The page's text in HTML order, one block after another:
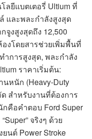
ลยีแบตเตอรี่ Ultium ที่
และพละกำลังสูงสุด
จูงสูงสุดถึง 12,500
งโดยสารช่วยเพิ่มพื้นที่
ำการสูงสุด, พละกำลัง
ราคาเริ่มต้น:
นหนัก (Heavy-Duty
สำหรับงานที่ต้องการ
คือคำตอบ Ford Super
จริงๆ ด้วย
นต์ Power Stroke